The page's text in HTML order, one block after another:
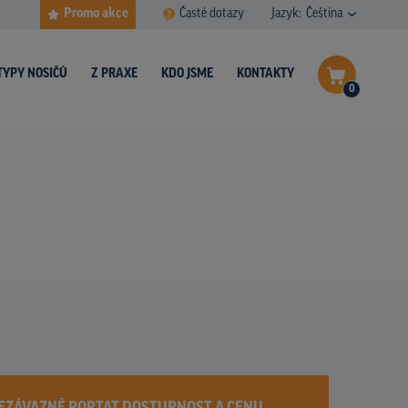
Promo akce Časté dotazy Jazyk: Čeština
0
NOSIČŮ Z PRAXE KDO JSME KONTAKTY